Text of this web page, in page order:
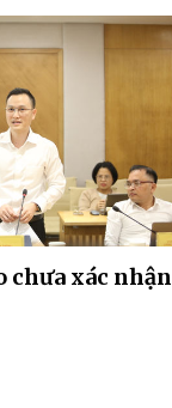
chưa xác nhận